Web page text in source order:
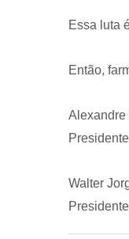
Essa luta
Então,
Alexandre
Walter